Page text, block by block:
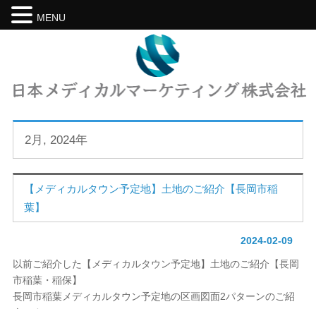
2月, 2024年
【メディカルタウン予定地】土地のご紹介【長岡市稲
葉】
2024-02-09
以前ご紹介した【メディカルタウン予定地】土地のご紹介【長岡
市稲葉・稲保】
長岡市稲葉メディカルタウン予定地の区画図面2パターンのご紹
MENU